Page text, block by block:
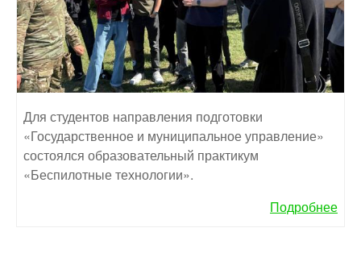
Для студентов направления подготовки
«Государственное и муниципальное управление»
состоялся образовательный практикум
«Беспилотные технологии».
Подробнее